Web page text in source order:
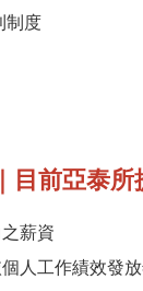
制度
｜目前亞泰
薪資
人工作績效發